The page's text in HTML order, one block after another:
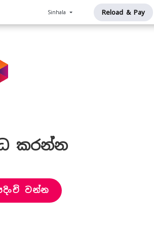
Sinhala Reload & Pay
කරන්න
වන්න